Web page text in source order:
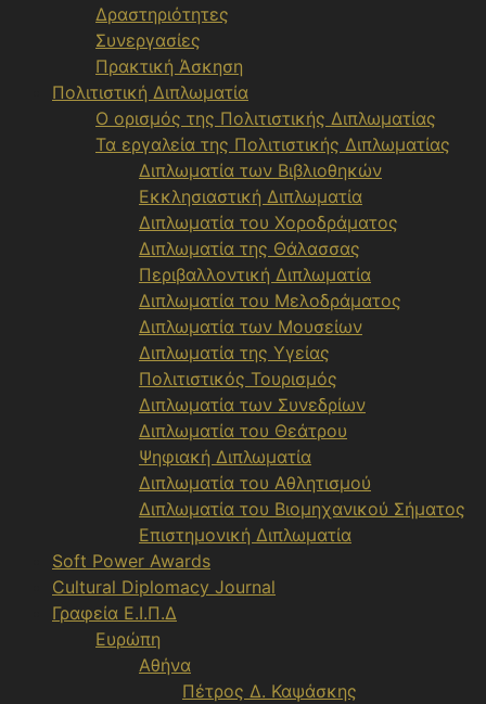
Δραστηριότητες
Συνεργασίες
Πρακτική Άσκηση
Πολιτιστική Διπλωματία
Ο ορισμός της Πολιτιστικής Διπλωματίας
Τα εργαλεία της Πολιτιστικής Διπλωματίας
Διπλωματία των Βιβλιοθηκών
Εκκλησιαστική Διπλωματία
Διπλωματία του Χοροδράματος
Διπλωματία της Θάλασσας
Περιβαλλοντική Διπλωματία
Διπλωματία του Μελοδράματος
Διπλωματία των Μουσείων
Διπλωματία της Υγείας
Πολιτιστικός Τουρισμός
Διπλωματία των Συνεδρίων
Διπλωματία του Θεάτρου
Ψηφιακή Διπλωματία
Διπλωματία του Αθλητισμού
Διπλωματία του Βιομηχανικού Σήματος
Επιστημονική Διπλωματία
Soft Power Awards
Cultural Diplomacy Journal
Γραφεία Ε.Ι.Π.Δ
Ευρώπη
Αθήνα
Πέτρος Δ. Καψάσκης